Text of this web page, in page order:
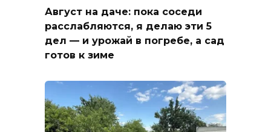
Август на даче: пока соседи
расслабляются, я делаю эти 5
дел — и урожай в погребе, а сад
готов к зиме